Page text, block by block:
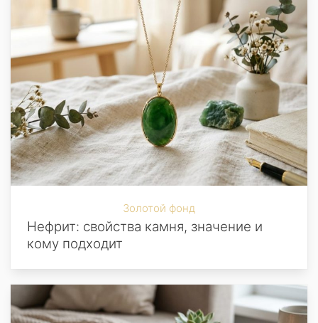
Золотой фонд
Нефрит: свойства камня, значение и
кому подходит